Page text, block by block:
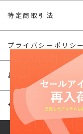
特定商取引法
プライバシーポリシー
お問い合わせ
サイトマップ
© LOOK